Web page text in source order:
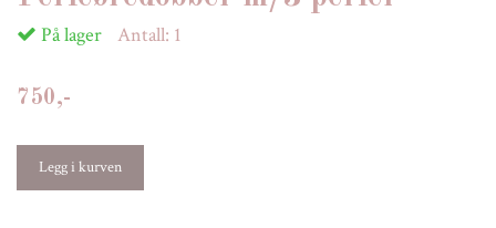
På lager Antall: 1
750,-